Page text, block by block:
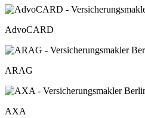
AdvoCARD
ARAG
AXA